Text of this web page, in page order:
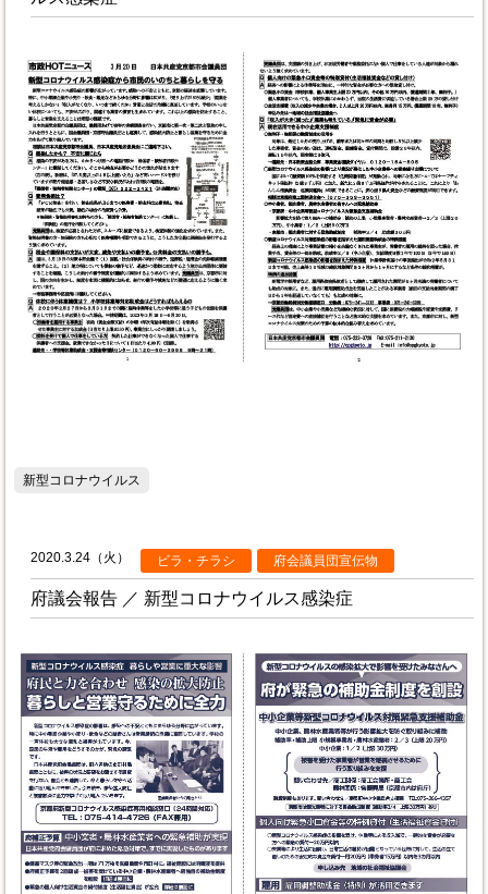
新型コロナウイルス
2020.3.24（火） ビラ・チラシ 府会議員団宣伝物
府議会報告 ／ 新型コロナウイルス感染症